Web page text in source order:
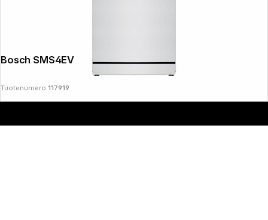
Bosch SMS4EVW08E white
Tuotenumero:117919